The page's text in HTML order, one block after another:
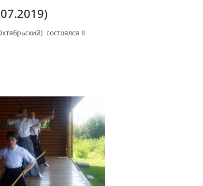
состоялся II